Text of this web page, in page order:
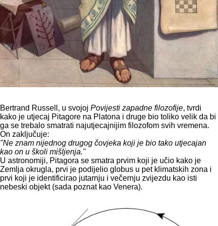
Bertrand Russell, u svojoj Povijesti zapadne filozofije, tvrdi
kako je utjecaj Pitagore na Platona i druge bio toliko velik da bi
ga se trebalo smatrati najutjecajnijim filozofom svih vremena.
On zaključuje:
"Ne znam nijednog drugog čovjeka koji je bio tako utjecajan
kao on u školi mišljenja."
U astronomiji, Pitagora se smatra prvim koji je učio kako je
Zemlja okrugla, prvi je podijelio globus u pet klimatskih zona i
prvi koji je identificirao jutarnju i večernju zvijezdu kao isti
nebeski objekt (sada poznat kao Venera).